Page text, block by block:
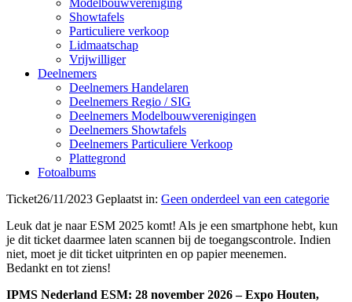
Modelbouwvereniging
Showtafels
Particuliere verkoop
Lidmaatschap
Vrijwilliger
Deelnemers
Deelnemers Handelaren
Deelnemers Regio / SIG
Deelnemers Modelbouwverenigingen
Deelnemers Showtafels
Deelnemers Particuliere Verkoop
Plattegrond
Fotoalbums
Ticket26/11/2023 Geplaatst in: Geen onderdeel van een categorie
Leuk dat je naar ESM 2025 komt! Als je een smartphone hebt, kun
je dit ticket daarmee laten scannen bij de toegangscontrole. Indien
niet, moet je dit ticket uitprinten en op papier meenemen.
Bedankt en tot ziens!
IPMS Nederland ESM: 28 november 2026 – Expo Houten,